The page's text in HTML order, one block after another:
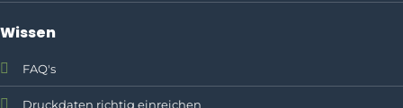
Wissen
FAQ's
Druckdaten richtig einreichen